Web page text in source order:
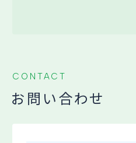
CONTACT
お問い合わせ